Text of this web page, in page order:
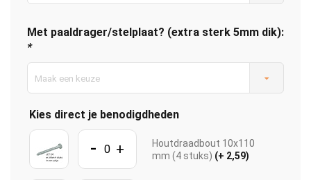
Met paaldrager/stelplaat? (extra sterk 5mm dik):
*
Maak een keuze
Kies direct je benodigdheden
- +
Houtdraadbout 10x110
mm (4 stuks) (+ 2,59)